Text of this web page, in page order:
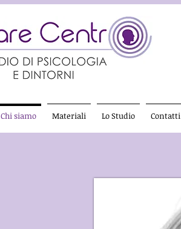
Chi siamo Materiali Lo Studio Contatti